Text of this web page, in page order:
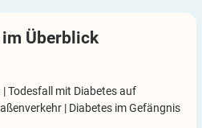
Überblick
|Todesfall mit Diabetes auf
| Diabetes im Gefängnis